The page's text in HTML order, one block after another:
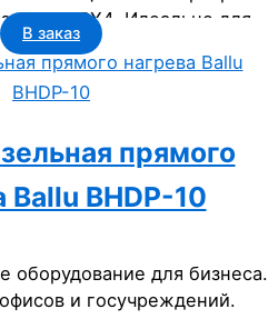
IPX4. Идеально для
и госучреждений.
В заказ
прямого
Ballu BHDP-10
оборудование для бизнеса.
и госучреждений.